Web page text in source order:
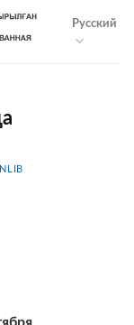
Русский